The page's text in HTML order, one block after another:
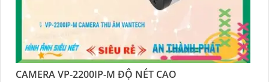
CAMERA VP-2200IP-M ĐỘ NÉT CAO